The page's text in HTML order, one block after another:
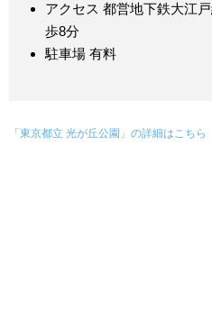
アクセス 都営地下鉄大江
歩8分
駐車場 有料
「東京都立 光が丘公園」の詳細はこちら